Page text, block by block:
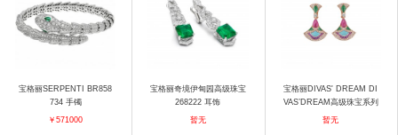
宝格丽SERPENTI BR858
734 手镯
￥571000
宝格丽奇境伊甸园高级珠宝
268222 耳饰
暂无
宝格丽DIVAS' DREAM DI
VAS’DREAM高级珠宝系列
红碧玺马赛克耳饰 耳饰
暂无